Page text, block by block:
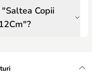
Copii